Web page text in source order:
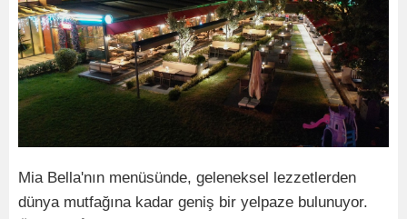
Mia Bella'nın menüsünde, geleneksel lezzetlerden
dünya mutfağına kadar geniş bir yelpaze bulunuyor.